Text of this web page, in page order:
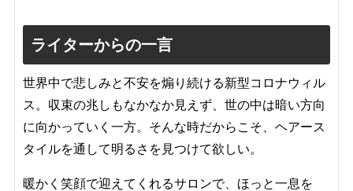
ライターからの一言
世界中で悲しみと不安を煽り続ける新型コロナウィル
ス。収束の兆しもなかなか見えず、世の中は暗い方向
に向かっていく一方。そんな時だからこそ、ヘアース
タイルを通して明るさを見つけて欲しい。
暖かく笑顔で迎えてくれるサロンで、ほっと一息を